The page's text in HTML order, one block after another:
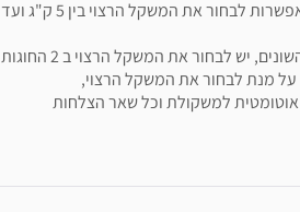
משקולות יד אוניברסליות המאפשרות לבחור את המשקל הרצוי בין 5 ק"ג ועד
על מנת לעבור בין המשקלים השונים, יש לבחור את המשקל הרצוי ב 2 החוגות
על מנת לבחור את המשקל הרצוי,
למשקולת וכל שאר הצלחות